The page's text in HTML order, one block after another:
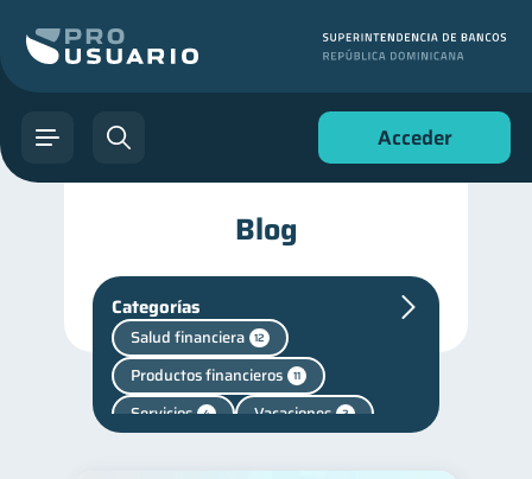
Acceder
Blog
Categorías
Salud financiera 12
Productos financieros 11
Servicios 4 Vacaciones 2